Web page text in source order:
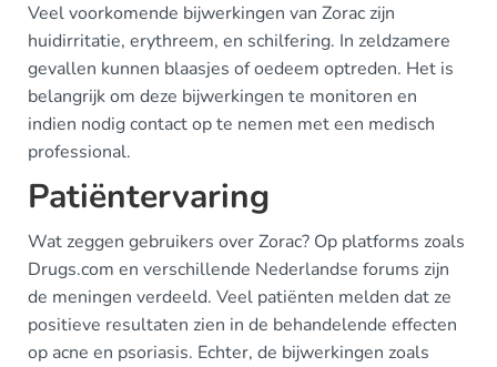
Veel voorkomende bijwerkingen van Zorac zijn
huidirritatie, erythreem, en schilfering. In zeldzamere
gevallen kunnen blaasjes of oedeem optreden. Het is
belangrijk om deze bijwerkingen te monitoren en
indien nodig contact op te nemen met een medisch
professional.
Patiëntervaring
Wat zeggen gebruikers over Zorac? Op platforms zoals
Drugs.com en verschillende Nederlandse forums zijn
de meningen verdeeld. Veel patiënten melden dat ze
positieve resultaten zien in de behandelende effecten
op acne en psoriasis. Echter, de bijwerkingen zoals